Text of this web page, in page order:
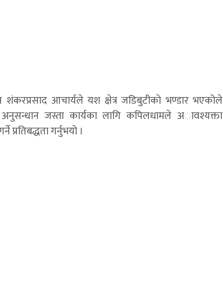
आचार्यले यश क्षेत्र जडिबुटीकाे भण्डार भएकोले
जस्ता कार्यका लागि कपिलधामले अावश्यक्ता
गर्नुभयो ।